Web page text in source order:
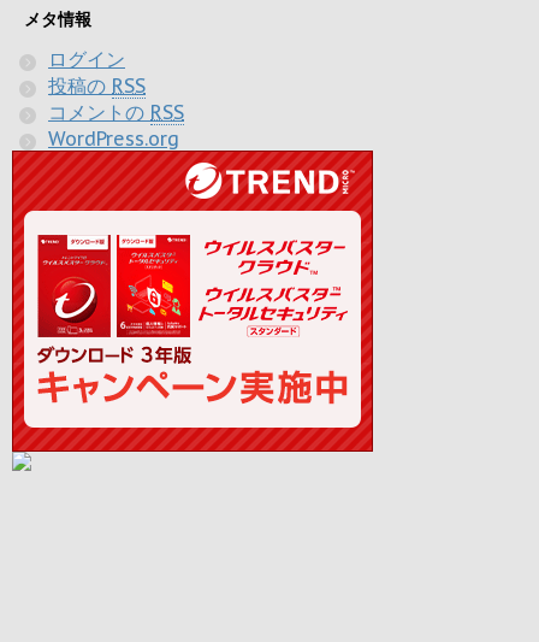
メタ情報
ログイン
投稿の RSS
コメントの RSS
WordPress.org